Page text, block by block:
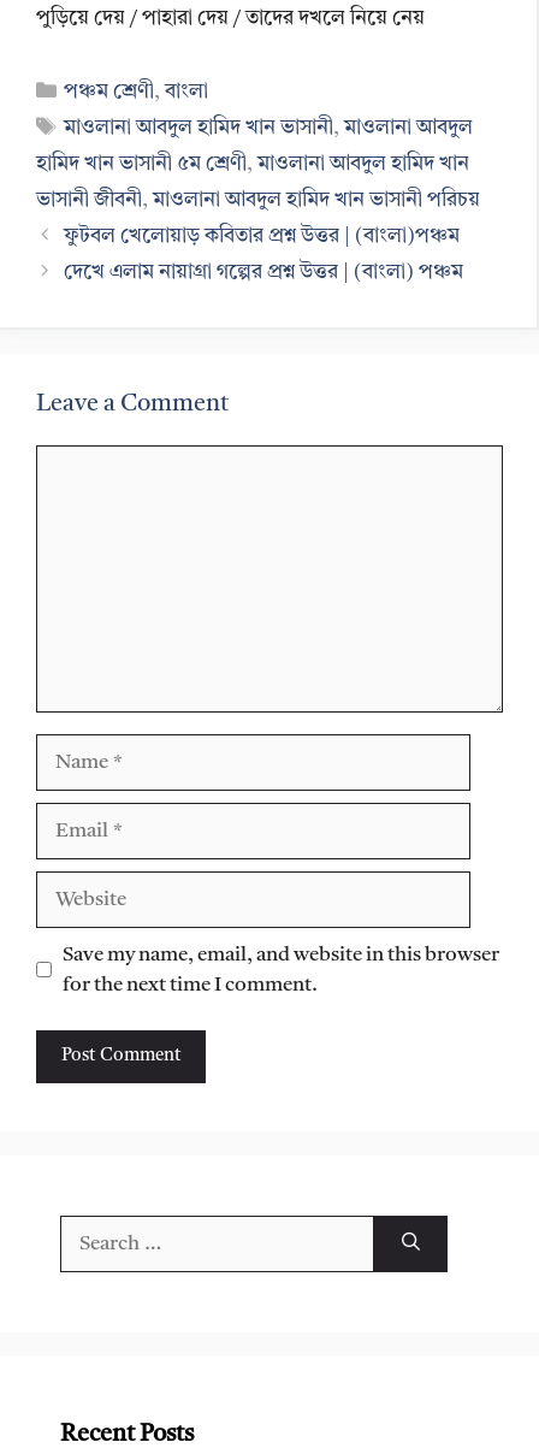
পুড়িয়ে দেয় / পাহারা দেয় / তাদের দখলে নিয়ে নেয়
Categories
পঞ্চম শ্রেণী,বাংলা
Tags
মাওলানা আবদুল হামিদ খান ভাসানী,মাওলানা আবদুল
হামিদ খান ভাসানী ৫ম শ্রেণী,মাওলানা আবদুল হামিদ খান
ভাসানী জীবনী,মাওলানা আবদুল হামিদ খান ভাসানী পরিচয়
ফুটবল খেলোয়াড় কবিতার প্রশ্ন উত্তর | (বাংলা)পঞ্চম
দেখে এলাম নায়াগ্রা গল্পের প্রশ্ন উত্তর | (বাংলা) পঞ্চম
Leave a Comment
Save my name, email, and website in this browser
for the next time I comment.
Recent Posts